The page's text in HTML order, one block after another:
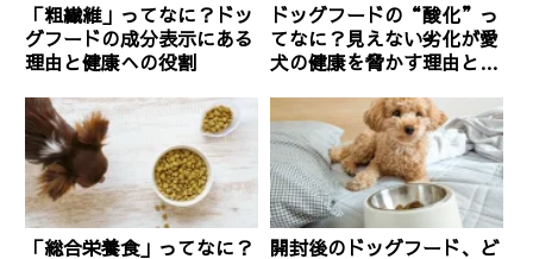
「粗繊維」ってなに？ドッ
グフードの成分表示にある
理由と健康への役割
ドッグフードの“酸化”っ
てなに？見えない劣化が愛
犬の健康を脅かす理由と対
「総合栄養食」ってなに？
開封後のドッグフード、ど